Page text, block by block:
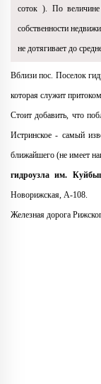
соток ). По
собственности
не дотягивает до
Вблизи пос. Поселок
которая служит
Стоит добавить, что
Истринское - самый
ближайшего (не имеет
гидроузла им.
Новорижская, A-108.
Железная дорога